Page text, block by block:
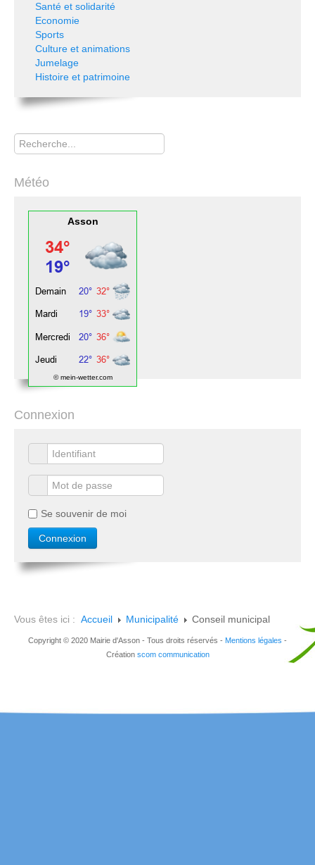
Santé et solidarité
Economie
Sports
Culture et animations
Jumelage
Histoire et patrimoine
Rechercher
Météo
Asson
© mein-wetter.com
Connexion
Se souvenir de moi
Vous êtes ici : Accueil Municipalité Conseil municipal
Copyright © 2020 Mairie d'Asson - Tous droits réservés - Mentions légales -
Création scom communication